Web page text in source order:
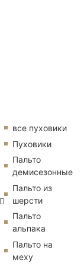
все пуховики
Пуховики
Пальто
демисезонные
Пальто из
шерсти
Пальто
альпака
Пальто на
меху